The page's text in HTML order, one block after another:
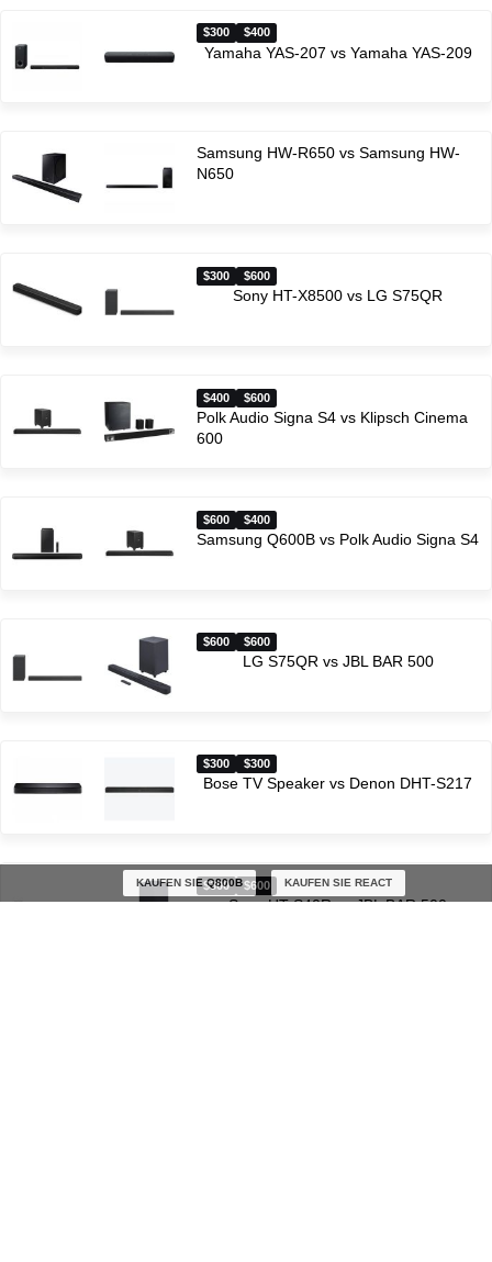
$300 $400
Yamaha YAS-207 vs Yamaha YAS-209
Samsung HW-R650 vs Samsung HW-
N650
$300 $600
Sony HT-X8500 vs LG S75QR
$400 $600
Polk Audio Signa S4 vs Klipsch Cinema
600
$600 $400
Samsung Q600B vs Polk Audio Signa S4
$600 $600
LG S75QR vs JBL BAR 500
$300 $300
Bose TV Speaker vs Denon DHT-S217
$300 $600
Sony HT-S40R vs JBL BAR 500
KAUFEN SIE Q800B KAUFEN SIE REACT